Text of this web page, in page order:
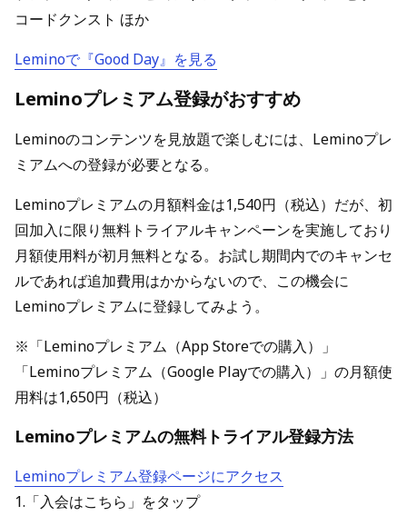
コードクンスト ほか
Leminoで『Good Day』を見る
Leminoプレミアム登録がおすすめ
Leminoのコンテンツを見放題で楽しむには、Leminoプレ
ミアムへの登録が必要となる。
Leminoプレミアムの月額料金は1,540円（税込）だが、初
回加入に限り無料トライアルキャンペーンを実施しており
月額使用料が初月無料となる。お試し期間内でのキャンセ
ルであれば追加費用はかからないので、この機会に
Leminoプレミアムに登録してみよう。
※「Leminoプレミアム（App Storeでの購入）」
「Leminoプレミアム（Google Playでの購入）」の月額使
用料は1,650円（税込）
Leminoプレミアムの無料トライアル登録方法
Leminoプレミアム登録ページにアクセス
1.「入会はこちら」をタップ